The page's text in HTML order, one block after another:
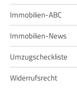
Immobilien-ABC
Immobilien-News
Umzugscheckliste
Widerrufsrecht